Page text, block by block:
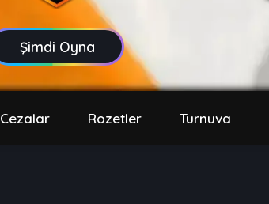
Şimdi Oyna
Cezalar Rozetler Turnuva